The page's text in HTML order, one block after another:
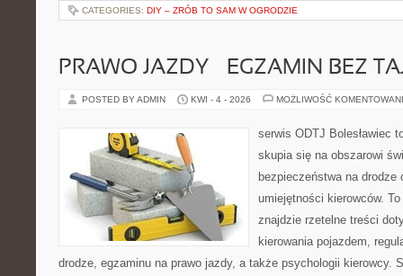
CATEGORIES: DIY – ZRÓB TO SAM W OGRODZIE
PRAWO JAZDY – EGZAMIN BEZ
POSTED BY ADMIN KWI - 4 - 2026 MOŻLIWOŚĆ
serwis ODTJ Bolesławiec
skupia się na obszarowi
bezpieczeństwa na drodze
umiejętności kierowców.
znajdzie rzetelne treści
kierowania pojazdem,
drodze, egzaminu na prawo jazdy, a także psychologii kierowcy.